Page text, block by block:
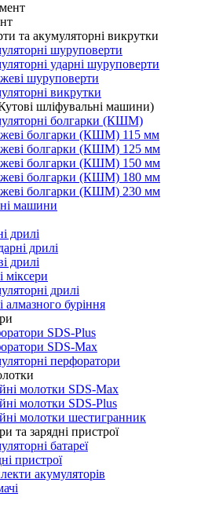
та акумуляторні викрутки
шуруповерти
ударні шуруповерти
шуруповерти
викрутки
шліфувальні машини)
болгарки (КШМ)
болгарки (КШМ) 115 мм
болгарки (КШМ) 125 мм
болгарки (КШМ) 150 мм
болгарки (КШМ) 180 мм
болгарки (КШМ) 230 мм
машини
дрилі
дрилі
дрилі
міксери
дрилі
алмазного буріння
SDS-Plus
SDS-Max
перфоратори
молотки SDS-Max
молотки SDS-Plus
молотки шестигранник
та зарядні пристрої
батареї
пристрої
акумуляторів